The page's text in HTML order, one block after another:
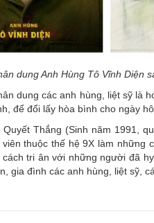
dung Anh Hùng Tô Vĩnh Diện
dung các anh hùng, liệt sỹ là
để đổi lấy hòa bình cho ngày
Thắng (Sinh năm 1991,
thuộc thế hệ 9X làm
tri ân với những người đã
gia đình các anh hùng, liệt sỹ,